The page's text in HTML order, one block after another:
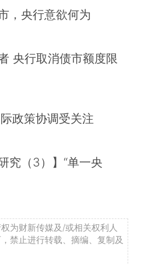
，央行意欲何为
央行取消债市额度限
政策协调受关注
究（3）】“单一央
为财新传媒及/或相关权利人
禁止进行转载、摘编、复制及